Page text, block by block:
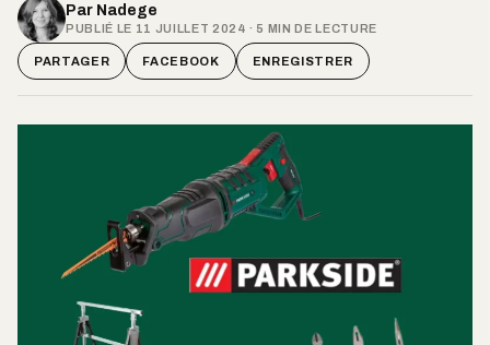
Par Nadege
PUBLIÉ LE 11 JUILLET 2024 · 5 MIN DE LECTURE
PARTAGER FACEBOOK ENREGISTRER